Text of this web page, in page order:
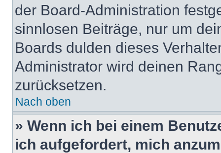
der Board-Administration
sinnlosen Beiträge, nur um
Boards dulden dieses
Administrator wird deinen
zurücksetzen.
Nach oben
» Wenn ich bei einem
ich aufgefordert, mich